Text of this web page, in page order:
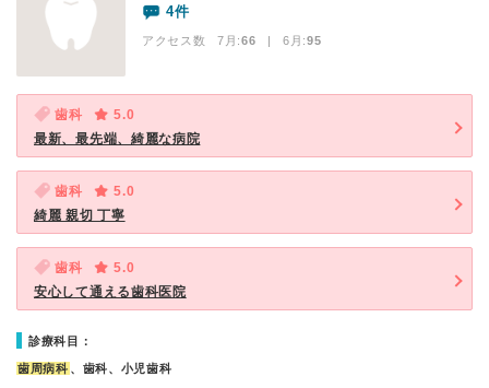
4件
アクセス数 7月:66 | 6月:95
歯科
5.0
最新、最先端、綺麗な病院
歯科
5.0
綺麗 親切 丁寧
歯科
5.0
安心して通える歯科医院
診療科目：
歯周病科 、歯科、小児歯科